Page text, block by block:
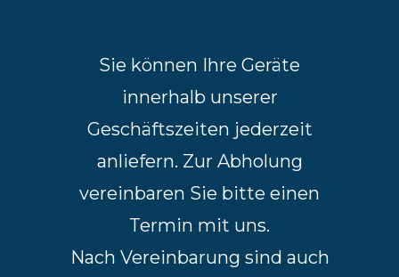
Sie können Ihre Geräte
innerhalb unserer
Geschäftszeiten jederzeit
anliefern. Zur Abholung
vereinbaren Sie bitte einen
Termin mit uns.
Nach Vereinbarung sind auch